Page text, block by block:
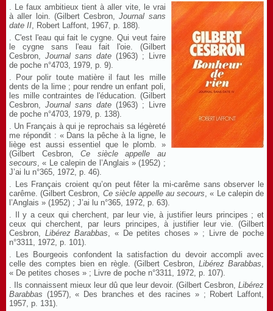
. Le faux ambitieux tient à aller vite, le vrai
à aller loin. (Gilbert Cesbron,Journal sans
date II, Robert Laffont, 1967, p. 188).
. C'est l'eau qui fait le cygne. Qui veut faire
le cygne sans l'eau fait l'oie. (Gilbert
Cesbron, Journal sans date(1963) ; Livre
de poche n°4703, 1979, p. 9).
. Pour polir toute matière il faut les mille
dents de la lime ; pour rendre un enfant poli,
les mille contraintes de l'éducation. (Gilbert
Cesbron, Journal sans date(1963) ; Livre
de poche n°4703, 1979, p. 138).
. Un Français à qui je reprochais sa légèreté
me répondit : « Dans la pêche à la ligne, le
liège est aussi essentiel que le plomb. »
(Gilbert Cesbron,Ce siècle appelle au
secours, « Le calepin de l’Anglais » (1952) ;
J’ai lu n°365, 1972, p. 46).
. Les Français croient qu’on peut fêter la mi-carême sans observer le
carême. (Gilbert Cesbron, Ce siècle appelle au secours, « Le calepin de
l’Anglais » (1952) ; J’ai lu n°365, 1972, p. 63).
. Il y a ceux qui cherchent, par leur vie, à justifier leurs principes ; et
ceux qui cherchent, par leurs principes, à justifier leur vie. (Gilbert
Cesbron, Libérez Barabbas, « De petites choses » ; Livre de poche
n°3311, 1972, p. 101).
. Les Bourgeois confondent la satisfaction du devoir accompli avec
celle des comptes bien en règle. (Gilbert Cesbron, Libérez Barabbas,
« De petites choses » ; Livre de poche n°3311, 1972, p. 107).
. Ils connaissent mieux leur dû que leur devoir. (Gilbert Cesbron, Libérez
Barabbas (1957), « Des branches et des racines » ; Robert Laffont,
1957, p. 131).